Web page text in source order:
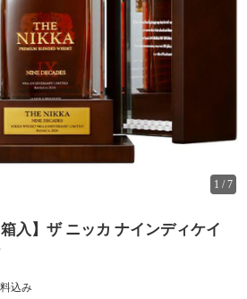
1 /7
入】ザ ニッカ ナインディケイ
込み